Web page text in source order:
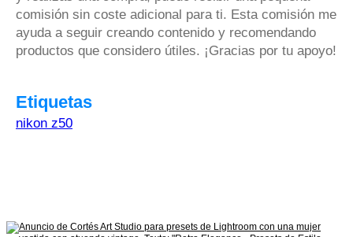
comisión sin coste adicional para ti. Esta comisión me
ayuda a seguir creando contenido y recomendando
productos que considero útiles. ¡Gracias por tu apoyo!
Etiquetas
nikon z50